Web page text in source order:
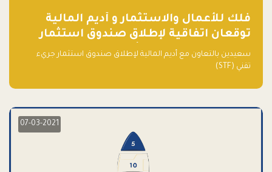
فلك للأعمال والاستثمار و أديم المالية
توقعان اتفاقية لإطلاق صندوق استثمار
جريء تقني (STF) - مشغل من قبل فـلك
سعيدين بالتعاون مع أديم المالية لإطلاق صندوق استثمار جريء
تقني (STF)
07-03-2021